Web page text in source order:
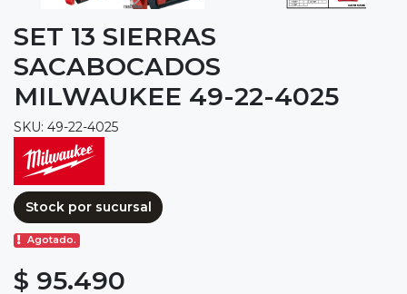
SET 13 SIERRAS
SACABOCADOS
MILWAUKEE 49-22-4025
SKU: 49-22-4025
Stock por sucursal
Agotado.
$ 95.490